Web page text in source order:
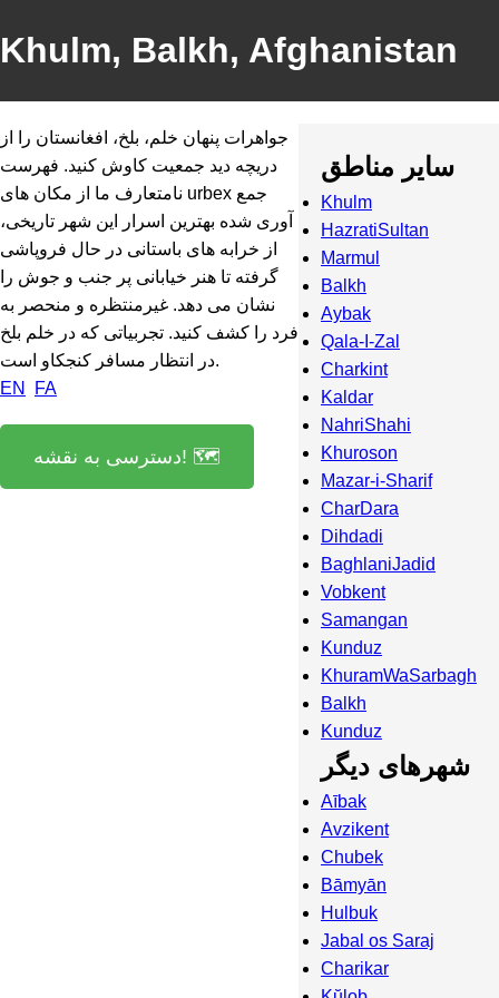
Khulm, Balkh, Afghanistan
جواهرات پنهان خلم، بلخ، افغانستان را از
دریچه دید جمعیت کاوش کنید. فهرست
نامتعارف ما از مکان های urbex جمع
آوری شده بهترین اسرار این شهر تاریخی،
از خرابه های باستانی در حال فروپاشی
گرفته تا هنر خیابانی پر جنب و جوش را
نشان می دهد. غیرمنتظره و منحصر به
فرد را کشف کنید. تجربیاتی که در خلم بلخ
در انتظار مسافر کنجکاو است.
EN
FA
دسترسی به نقشه! 🗺️
سایر مناطق
Khulm
HazratiSultan
Marmul
Balkh
Aybak
Qala-I-Zal
Charkint
Kaldar
NahriShahi
Khuroson
Mazar-i-Sharif
CharDara
Dihdadi
BaghlaniJadid
Vobkent
Samangan
Kunduz
KhuramWaSarbagh
Balkh
Kunduz
شهرهای دیگر
Aībak
Avzikent
Chubek
Bāmyān
Hulbuk
Jabal os Saraj
Charikar